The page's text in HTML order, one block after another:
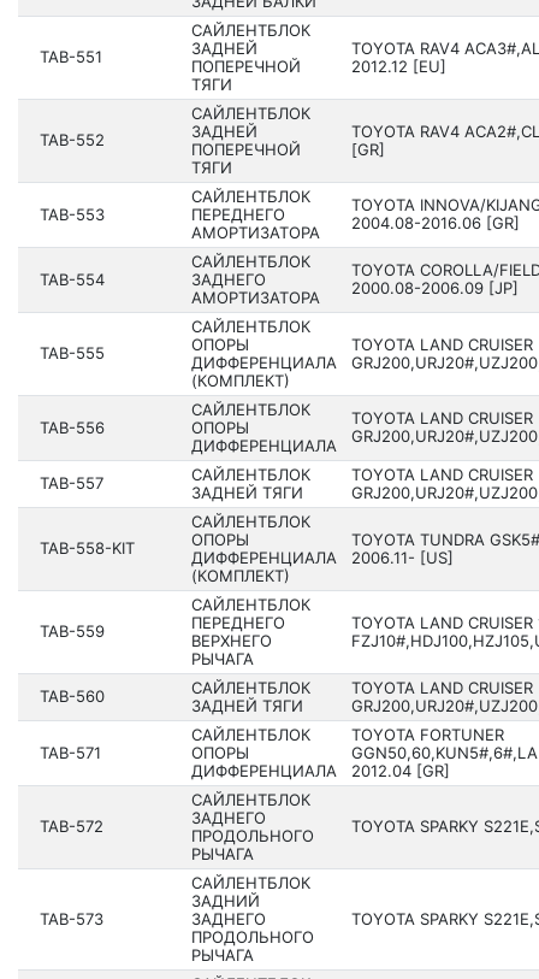
TAB-551
САЙЛЕНТБЛОК
ЗАДНЕЙ
ПОПЕРЕЧНОЙ
ТЯГИ
TOYOTA RAV4
2012.12 [EU]
TAB-552
САЙЛЕНТБЛОК
ЗАДНЕЙ
ПОПЕРЕЧНОЙ
ТЯГИ
TOYOTA RAV4
[GR]
TAB-553
САЙЛЕНТБЛОК
ПЕРЕДНЕГО
АМОРТИЗАТОРА
TOYOTA INNOVA/
2004.08-2016.06 [GR]
TAB-554
САЙЛЕНТБЛОК
ЗАДНЕГО
АМОРТИЗАТОРА
TOYOTA COROLLA/
2000.08-2006.09 [JP]
TAB-555
САЙЛЕНТБЛОК
ОПОРЫ
ДИФФЕРЕНЦИАЛА
(КОМПЛЕКТ)
TOYOTA LAND CRUISER
TAB-556
САЙЛЕНТБЛОК
ОПОРЫ
ДИФФЕРЕНЦИАЛА
TOYOTA LAND CRUISER
TAB-557
САЙЛЕНТБЛОК
ЗАДНЕЙ ТЯГИ
TOYOTA LAND CRUISER
TAB-558-KIT
САЙЛЕНТБЛОК
ОПОРЫ
ДИФФЕРЕНЦИАЛА
(КОМПЛЕКТ)
TOYOTA TUNDRA
2006.11- [US]
TAB-559
САЙЛЕНТБЛОК
ПЕРЕДНЕГО
ВЕРХНЕГО
РЫЧАГА
TOYOTA LAND CRUISER
TAB-560
САЙЛЕНТБЛОК
ЗАДНЕЙ ТЯГИ
TOYOTA LAND CRUISER
TAB-571
САЙЛЕНТБЛОК
ОПОРЫ
ДИФФЕРЕНЦИАЛА
TOYOTA FORTUNER
2012.04 [GR]
TAB-572
САЙЛЕНТБЛОК
ЗАДНЕГО
ПРОДОЛЬНОГО
РЫЧАГА
TOYOTA SPARKY
TAB-573
САЙЛЕНТБЛОК
ЗАДНИЙ
ЗАДНЕГО
ПРОДОЛЬНОГО
РЫЧАГА
TOYOTA SPARKY